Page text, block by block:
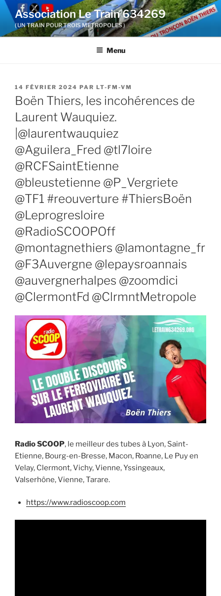
Aller
contenu
Association Le Train 634269
( UN TRAIN POUR TROIS METROPOLES )
Menu
PUBLIÉ
LE
14 FÉVRIER 2024 PAR LT-FM-VM
Boën Thiers, les incohérences de
Laurent Wauquiez.
|@laurentwauquiez
@Aguilera_Fred @tl7loire
@RCFSaintEtienne
@bleustetienne @P_Vergriete
@TF1 #reouverture #ThiersBoën
@Leprogresloire
@RadioSCOOPOff
@montagnethiers @lamontagne_fr
@F3Auvergne @lepaysroannais
@auvergnerhalpes @zoomdici
@ClermontFd @ClrmntMetropole
RadioSCOOP, le meilleur des tubes à Lyon, Saint-
Etienne, Bourg-en-Bresse, Macon, Roanne, Le Puy en
Velay, Clermont, Vichy, Vienne, Yssingeaux,
Valserhône, Vienne, Tarare.
https://www.radioscoop.com